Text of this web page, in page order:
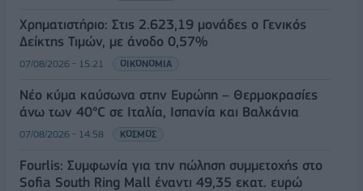
Χρηματιστήριο: Στις 2.623,19 μονάδες ο Γενικός
Δείκτης Τιμών, με άνοδο 0,57%
07/08/2026 - 15:21 ΟΙΚΟΝΟΜΙΑ
Νέο κύμα καύσωνα στην Ευρώπη – Θερμοκρασίες
άνω των 40°C σε Ιταλία, Ισπανία και Βαλκάνια
07/08/2026 - 14:58 ΚΟΣΜΟΣ
Fourlis: Συμφωνία για την πώληση συμμετοχής στο
Sofia South Ring Mall έναντι 49,35 εκατ. ευρώ